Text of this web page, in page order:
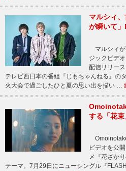
マルシィ
が瞬いて
マルシィが
ジックビデ
配信リリー
テレビ西日本の番組『じもちゃんねる』の
火大会で過ごしたひと夏の思い出を描い …
する「花
ビデオを公
メ『花ざか
テーマ。7月29日にニューシングル『